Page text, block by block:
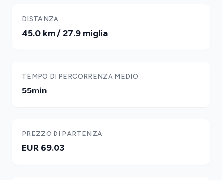
DISTANZA
45.0 km / 27.9 miglia
TEMPO DI PERCORRENZA MEDIO
55min
PREZZO DI PARTENZA
EUR 69.03